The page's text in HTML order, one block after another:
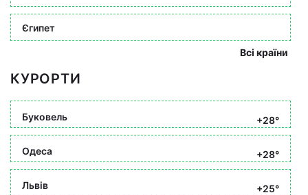
Єгипет
Всі країни
КУРОРТИ
Буковель +28°
Одеса +28°
Львів +25°